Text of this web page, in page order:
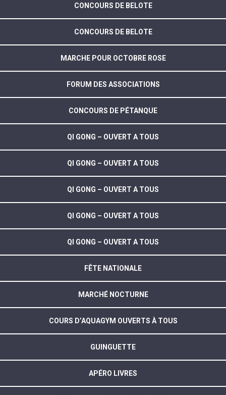
CONCOURS DE BELOTE
CONCOURS DE BELOTE
MARCHE POUR OCTOBRE ROSE
FORUM DES ASSOCIATIONS
CONCOURS DE PÉTANQUE
QI GONG – OUVERT A TOUS
QI GONG – OUVERT A TOUS
QI GONG – OUVERT A TOUS
QI GONG – OUVERT A TOUS
QI GONG – OUVERT A TOUS
FÊTE NATIONALE
MARCHÉ NOCTURNE
COURS D’AQUAGYM OUVERTS À TOUS
GUINGUETTE
APÉRO LIVRES